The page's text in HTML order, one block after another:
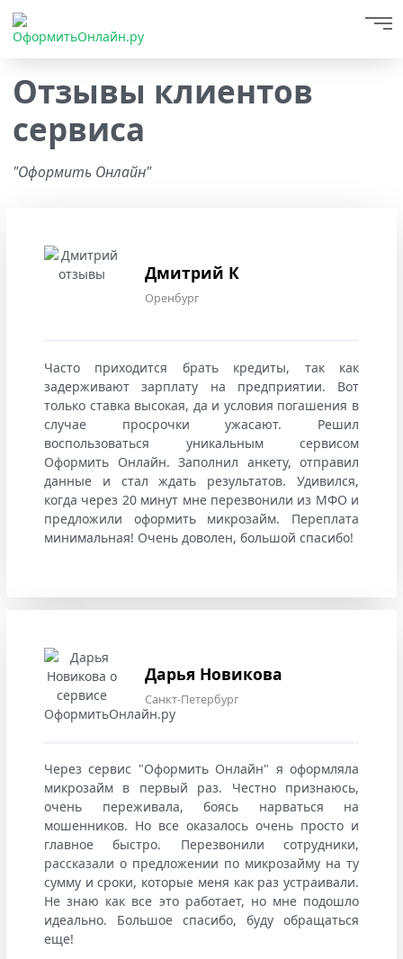
Отзывы клиентов
сервиса
"Оформить Онлайн"
Дмитрий К
Оренбург
Часто приходится брать кредиты, так как
задерживают зарплату на предприятии. Вот
только ставка высокая, да и условия погашения в
случае просрочки ужасают. Решил
воспользоваться уникальным сервисом
Оформить Онлайн. Заполнил анкету, отправил
данные и стал ждать результатов. Удивился,
когда через 20 минут мне перезвонили из МФО и
предложили оформить микрозайм. Переплата
минимальная! Очень доволен, большой спасибо!
Дарья Новикова
Санкт-Петербург
Через сервис "Оформить Онлайн" я оформляла
микрозайм в первый раз. Честно признаюсь,
очень переживала, боясь нарваться на
мошенников. Но все оказалось очень просто и
главное быстро. Перезвонили сотрудники,
рассказали о предложении по микрозайму на ту
сумму и сроки, которые меня как раз устраивали.
Не знаю как все это работает, но мне подошло
идеально. Большое спасибо, буду обращаться
еще!